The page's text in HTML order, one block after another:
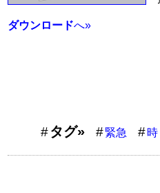
ダウンロードへ»
タグ» 緊急 時